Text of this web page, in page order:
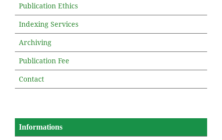
Publication Ethics
Indexing Services
Archiving
Publication Fee
Contact
Informations